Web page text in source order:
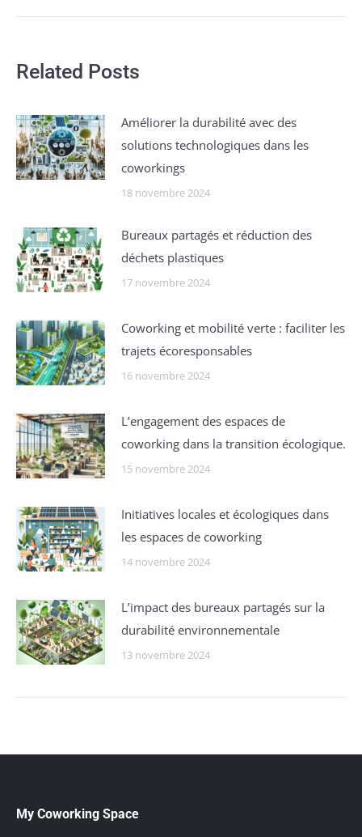
Related Posts
Améliorer la durabilité avec des
solutions technologiques dans les
coworkings
18 novembre 2024
Bureaux partagés et réduction des
déchets plastiques
17 novembre 2024
Coworking et mobilité verte : faciliter les
trajets écoresponsables
16 novembre 2024
L’engagement des espaces de
coworking dans la transition écologique.
15 novembre 2024
Initiatives locales et écologiques dans
les espaces de coworking
14 novembre 2024
L’impact des bureaux partagés sur la
durabilité environnementale
13 novembre 2024
My Coworking Space